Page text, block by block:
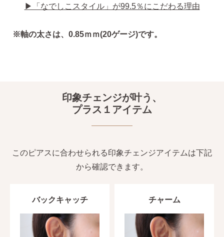
▶「なでしこスタイル」が99.5％にこだわる理由
※軸の太さは、0.85ｍｍ(20ゲージ)です。
印象チェンジが叶う、
プラス１アイテム
このピアスに合わせられる印象チェンジアイテムは下記
から確認できます。
バックキャッチ チャーム